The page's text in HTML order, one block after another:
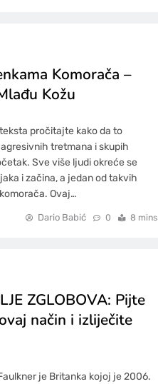
Komorača –
Kožu
pročitajte kako da to
tretmana i skupih
Sve više ljudi okreće se
i začina, a jedan od takvih
Ovaj…
Dario Babić 0 8 mins
ZGLOBOVA: Pijte
način i izliječite
je Britanka kojoj je 2006.